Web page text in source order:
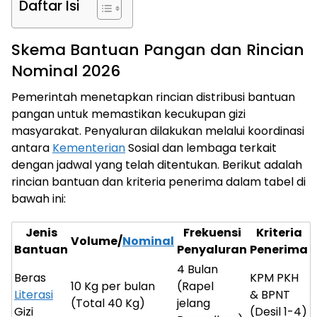
Daftar Isi
Skema Bantuan Pangan dan Rincian
Nominal 2026
Pemerintah menetapkan rincian distribusi bantuan
pangan untuk memastikan kecukupan gizi
masyarakat. Penyaluran dilakukan melalui koordinasi
antara KementerianSosial dan lembaga terkait
dengan jadwal yang telah ditentukan. Berikut adalah
rincian bantuan dan kriteria penerima dalam tabel di
bawah ini:
Jenis
Bantuan
Volume/Nominal
Frekuensi
Penyaluran
Kriteria
Penerima
Beras
Literasi
Gizi
10 Kg per bulan
(Total 40 Kg)
4 Bulan
(Rapel
jelang
KPM PKH
& BPNT
(Desil 1-4)